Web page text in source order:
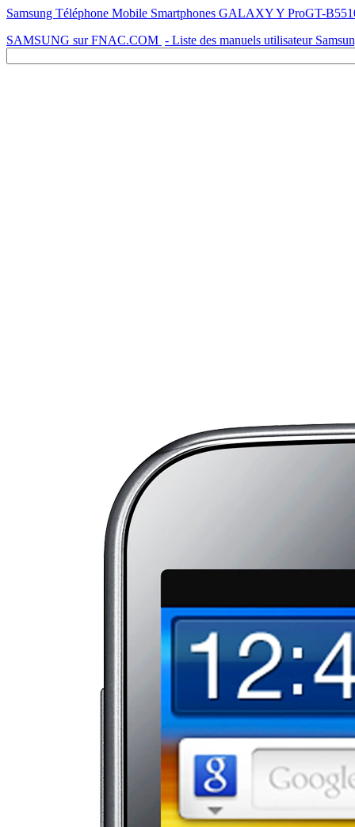
Samsung Téléphone Mobile Smartphones GALAXY Y ProGT-
SAMSUNG sur FNAC.COM - Liste des manuels utilisateur